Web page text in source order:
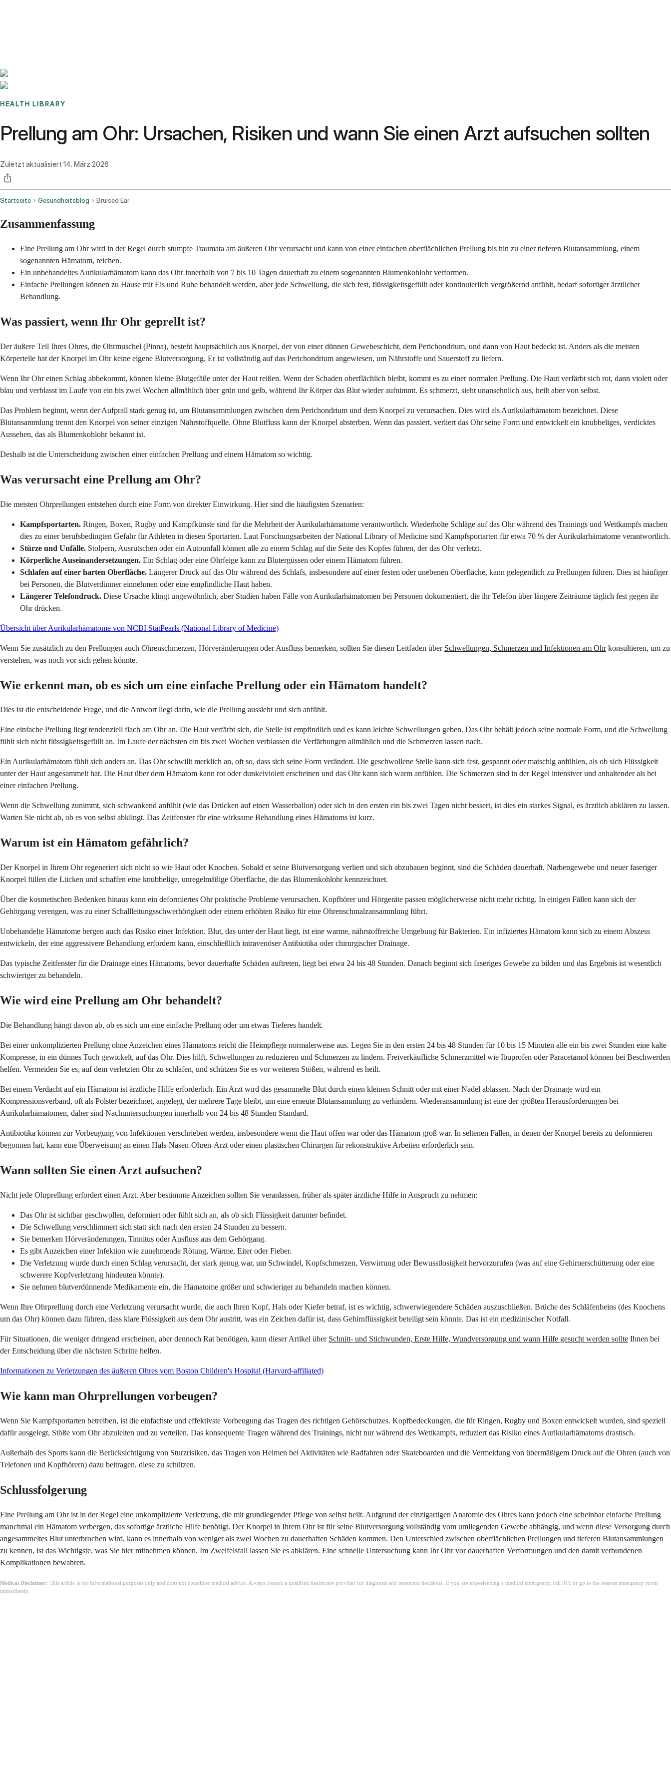
HEALTH LIBRARY
Prellung am Ohr: Ursachen, Risiken und wann Sie einen Arzt aufsuchen sollten
Zuletzt aktualisiert 14. März 2026
Startseite Gesundheitsblog Bruised Ear
Zusammenfassung
Eine Prellung am Ohr wird in der Regel durch stumpfe Traumata am äußeren Ohr verursacht und kann von einer einfachen oberflächlichen Prellung bis hin zu einer tieferen Blutansammlung, einem
sogenannten Hämatom, reichen.
Ein unbehandeltes Aurikularhämatom kann das Ohr innerhalb von 7 bis 10 Tagen dauerhaft zu einem sogenannten Blumenkohlohr verformen.
Einfache Prellungen können zu Hause mit Eis und Ruhe behandelt werden, aber jede Schwellung, die sich fest, flüssigkeitsgefüllt oder kontinuierlich vergrößernd anfühlt, bedarf sofortiger ärztlicher
Behandlung.
Was passiert, wenn Ihr Ohr geprellt ist?
Der äußere Teil Ihres Ohres, die Ohrmuschel (Pinna), besteht hauptsächlich aus Knorpel, der von einer dünnen Gewebeschicht, dem Perichondrium, und dann von Haut bedeckt ist. Anders als die meisten
Körperteile hat der Knorpel im Ohr keine eigene Blutversorgung. Er ist vollständig auf das Perichondrium angewiesen, um Nährstoffe und Sauerstoff zu liefern.
Wenn Ihr Ohr einen Schlag abbekommt, können kleine Blutgefäße unter der Haut reißen. Wenn der Schaden oberflächlich bleibt, kommt es zu einer normalen Prellung. Die Haut verfärbt sich rot, dann violett oder
blau und verblasst im Laufe von ein bis zwei Wochen allmählich über grün und gelb, während Ihr Körper das Blut wieder aufnimmt. Es schmerzt, sieht unansehnlich aus, heilt aber von selbst.
Das Problem beginnt, wenn der Aufprall stark genug ist, um Blutansammlungen zwischen dem Perichondrium und dem Knorpel zu verursachen. Dies wird als Aurikularhämatom bezeichnet. Diese
Blutansammlung trennt den Knorpel von seiner einzigen Nährstoffquelle. Ohne Blutfluss kann der Knorpel absterben. Wenn das passiert, verliert das Ohr seine Form und entwickelt ein knubbeliges, verdicktes
Aussehen, das als Blumenkohlohr bekannt ist.
Deshalb ist die Unterscheidung zwischen einer einfachen Prellung und einem Hämatom so wichtig.
Was verursacht eine Prellung am Ohr?
Die meisten Ohrprellungen entstehen durch eine Form von direkter Einwirkung. Hier sind die häufigsten Szenarien:
Kampfsportarten. Ringen, Boxen, Rugby und Kampfkünste sind für die Mehrheit der Aurikularhämatome verantwortlich. Wiederholte Schläge auf das Ohr während des Trainings und Wettkampfs machen
dies zu einer berufsbedingten Gefahr für Athleten in diesen Sportarten. Laut Forschungsarbeiten der National Library of Medicine sind Kampfsportarten für etwa 70 % der Aurikularhämatome verantwortlich.
Stürze und Unfälle. Stolpern, Ausrutschen oder ein Autounfall können alle zu einem Schlag auf die Seite des Kopfes führen, der das Ohr verletzt.
Körperliche Auseinandersetzungen. Ein Schlag oder eine Ohrfeige kann zu Blutergüssen oder einem Hämatom führen.
Schlafen auf einer harten Oberfläche. Längerer Druck auf das Ohr während des Schlafs, insbesondere auf einer festen oder unebenen Oberfläche, kann gelegentlich zu Prellungen führen. Dies ist häufiger
bei Personen, die Blutverdünner einnehmen oder eine empfindliche Haut haben.
Längerer Telefondruck. Diese Ursache klingt ungewöhnlich, aber Studien haben Fälle von Aurikularhämatomen bei Personen dokumentiert, die ihr Telefon über längere Zeiträume täglich fest gegen ihr
Ohr drücken.
Übersicht über Aurikularhämatome von NCBI StatPearls (National Library of Medicine)
Wenn Sie zusätzlich zu den Prellungen auch Ohrenschmerzen, Hörveränderungen oder Ausfluss bemerken, sollten Sie diesen Leitfaden über Schwellungen, Schmerzen und Infektionen am Ohrkonsultieren, um zu
verstehen, was noch vor sich gehen könnte.
Wie erkennt man, ob es sich um eine einfache Prellung oder ein Hämatom handelt?
Dies ist die entscheidende Frage, und die Antwort liegt darin, wie die Prellung aussieht und sich anfühlt.
Eine einfache Prellung liegt tendenziell flach am Ohr an. Die Haut verfärbt sich, die Stelle ist empfindlich und es kann leichte Schwellungen geben. Das Ohr behält jedoch seine normale Form, und die Schwellung
fühlt sich nicht flüssigkeitsgefüllt an. Im Laufe der nächsten ein bis zwei Wochen verblassen die Verfärbungen allmählich und die Schmerzen lassen nach.
Ein Aurikularhämatom fühlt sich anders an. Das Ohr schwillt merklich an, oft so, dass sich seine Form verändert. Die geschwollene Stelle kann sich fest, gespannt oder matschig anfühlen, als ob sich Flüssigkeit
unter der Haut angesammelt hat. Die Haut über dem Hämatom kann rot oder dunkelviolett erscheinen und das Ohr kann sich warm anfühlen. Die Schmerzen sind in der Regel intensiver und anhaltender als bei
einer einfachen Prellung.
Wenn die Schwellung zunimmt, sich schwankend anfühlt (wie das Drücken auf einen Wasserballon) oder sich in den ersten ein bis zwei Tagen nicht bessert, ist dies ein starkes Signal, es ärztlich abklären zu lassen.
Warten Sie nicht ab, ob es von selbst abklingt. Das Zeitfenster für eine wirksame Behandlung eines Hämatoms ist kurz.
Warum ist ein Hämatom gefährlich?
Der Knorpel in Ihrem Ohr regeneriert sich nicht so wie Haut oder Knochen. Sobald er seine Blutversorgung verliert und sich abzubauen beginnt, sind die Schäden dauerhaft. Narbengewebe und neuer faseriger
Knorpel füllen die Lücken und schaffen eine knubbelige, unregelmäßige Oberfläche, die das Blumenkohlohr kennzeichnet.
Über die kosmetischen Bedenken hinaus kann ein deformiertes Ohr praktische Probleme verursachen. Kopfhörer und Hörgeräte passen möglicherweise nicht mehr richtig. In einigen Fällen kann sich der
Gehörgang verengen, was zu einer Schallleitungsschwerhörigkeit oder einem erhöhten Risiko für eine Ohrenschmalzansammlung führt.
Unbehandelte Hämatome bergen auch das Risiko einer Infektion. Blut, das unter der Haut liegt, ist eine warme, nährstoffreiche Umgebung für Bakterien. Ein infiziertes Hämatom kann sich zu einem Abszess
entwickeln, der eine aggressivere Behandlung erfordern kann, einschließlich intravenöser Antibiotika oder chirurgischer Drainage.
Das typische Zeitfenster für die Drainage eines Hämatoms, bevor dauerhafte Schäden auftreten, liegt bei etwa 24 bis 48 Stunden. Danach beginnt sich faseriges Gewebe zu bilden und das Ergebnis ist wesentlich
schwieriger zu behandeln.
Wie wird eine Prellung am Ohr behandelt?
Die Behandlung hängt davon ab, ob es sich um eine einfache Prellung oder um etwas Tieferes handelt.
Bei einer unkomplizierten Prellung ohne Anzeichen eines Hämatoms reicht die Heimpflege normalerweise aus. Legen Sie in den ersten 24 bis 48 Stunden für 10 bis 15 Minuten alle ein bis zwei Stunden eine kalte
Kompresse, in ein dünnes Tuch gewickelt, auf das Ohr. Dies hilft, Schwellungen zu reduzieren und Schmerzen zu lindern. Freiverkäufliche Schmerzmittel wie Ibuprofen oder Paracetamol können bei Beschwerden
helfen. Vermeiden Sie es, auf dem verletzten Ohr zu schlafen, und schützen Sie es vor weiteren Stößen, während es heilt.
Bei einem Verdacht auf ein Hämatom ist ärztliche Hilfe erforderlich. Ein Arzt wird das gesammelte Blut durch einen kleinen Schnitt oder mit einer Nadel ablassen. Nach der Drainage wird ein
Kompressionsverband, oft als Polster bezeichnet, angelegt, der mehrere Tage bleibt, um eine erneute Blutansammlung zu verhindern. Wiederansammlung ist eine der größten Herausforderungen bei
Aurikularhämatomen, daher sind Nachuntersuchungen innerhalb von 24 bis 48 Stunden Standard.
Antibiotika können zur Vorbeugung von Infektionen verschrieben werden, insbesondere wenn die Haut offen war oder das Hämatom groß war. In seltenen Fällen, in denen der Knorpel bereits zu deformieren
begonnen hat, kann eine Überweisung an einen Hals-Nasen-Ohren-Arzt oder einen plastischen Chirurgen für rekonstruktive Arbeiten erforderlich sein.
Wann sollten Sie einen Arzt aufsuchen?
Nicht jede Ohrprellung erfordert einen Arzt. Aber bestimmte Anzeichen sollten Sie veranlassen, früher als später ärztliche Hilfe in Anspruch zu nehmen:
Das Ohr ist sichtbar geschwollen, deformiert oder fühlt sich an, als ob sich Flüssigkeit darunter befindet.
Die Schwellung verschlimmert sich statt sich nach den ersten 24 Stunden zu bessern.
Sie bemerken Hörveränderungen, Tinnitus oder Ausfluss aus dem Gehörgang.
Es gibt Anzeichen einer Infektion wie zunehmende Rötung, Wärme, Eiter oder Fieber.
Die Verletzung wurde durch einen Schlag verursacht, der stark genug war, um Schwindel, Kopfschmerzen, Verwirrung oder Bewusstlosigkeit hervorzurufen (was auf eine Gehirnerschütterung oder eine
schwerere Kopfverletzung hindeuten könnte).
Sie nehmen blutverdünnende Medikamente ein, die Hämatome größer und schwieriger zu behandeln machen können.
Wenn Ihre Ohrprellung durch eine Verletzung verursacht wurde, die auch Ihren Kopf, Hals oder Kiefer betraf, ist es wichtig, schwerwiegendere Schäden auszuschließen. Brüche des Schläfenbeins (des Knochens
um das Ohr) können dazu führen, dass klare Flüssigkeit aus dem Ohr austritt, was ein Zeichen dafür ist, dass Gehirnflüssigkeit beteiligt sein könnte. Das ist ein medizinischer Notfall.
Für Situationen, die weniger dringend erscheinen, aber dennoch Rat benötigen, kann dieser Artikel über Schnitt- und Stichwunden, Erste Hilfe, Wundversorgung und wann Hilfe gesucht werden sollte Ihnen bei
der Entscheidung über die nächsten Schritte helfen.
Informationen zu Verletzungen des äußeren Ohres vom Boston Children's Hospital (Harvard-affiliated)
Wie kann man Ohrprellungen vorbeugen?
Wenn Sie Kampfsportarten betreiben, ist die einfachste und effektivste Vorbeugung das Tragen des richtigen Gehörschutzes. Kopfbedeckungen, die für Ringen, Rugby und Boxen entwickelt wurden, sind speziell
dafür ausgelegt, Stöße vom Ohr abzuleiten und zu verteilen. Das konsequente Tragen während des Trainings, nicht nur während des Wettkampfs, reduziert das Risiko eines Aurikularhämatoms drastisch.
Außerhalb des Sports kann die Berücksichtigung von Sturzrisiken, das Tragen von Helmen bei Aktivitäten wie Radfahren oder Skateboarden und die Vermeidung von übermäßigem Druck auf die Ohren (auch von
Telefonen und Kopfhörern) dazu beitragen, diese zu schützen.
Schlussfolgerung
Eine Prellung am Ohr ist in der Regel eine unkomplizierte Verletzung, die mit grundlegender Pflege von selbst heilt. Aufgrund der einzigartigen Anatomie des Ohres kann jedoch eine scheinbar einfache Prellung
manchmal ein Hämatom verbergen, das sofortige ärztliche Hilfe benötigt. Der Knorpel in Ihrem Ohr ist für seine Blutversorgung vollständig vom umliegenden Gewebe abhängig, und wenn diese Versorgung durch
angesammeltes Blut unterbrochen wird, kann es innerhalb von weniger als zwei Wochen zu dauerhaften Schäden kommen. Den Unterschied zwischen oberflächlichen Prellungen und tieferen Blutansammlungen
zu kennen, ist das Wichtigste, was Sie hier mitnehmen können. Im Zweifelsfall lassen Sie es abklären. Eine schnelle Untersuchung kann Ihr Ohr vor dauerhaften Verformungen und den damit verbundenen
Komplikationen bewahren.
Medical Disclaimer: This article is for informational purposes only and does not constitute medical advice. Always consult a qualified healthcare provider for diagnosis and treatment decisions. If you are experiencing a medical emergency, call 911 or go to the nearest emergency room
immediately.